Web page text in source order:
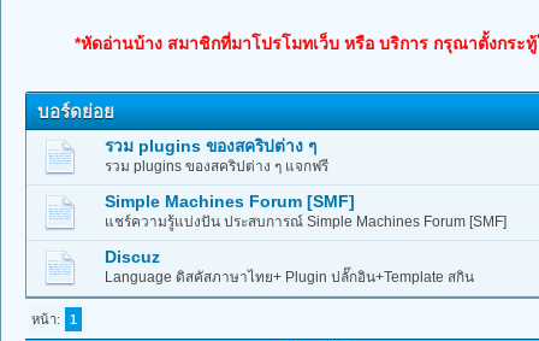
*หัดอ่านบ้าง สมาชิกที่มาโปรโมทเว็บ หรือ บริการ กรุณาตั้งกระ
บอร์ดย่อย
รวม plugins ของสคริปต่าง ๆ
รวม plugins ของสคริปต่าง ๆ แจกฟรี
Simple Machines Forum [SMF]
แชร์ความรู้แบ่งปัน ประสบการณ์ Simple Machines Forum [SMF]
Discuz
Language ดิสคัสภาษาไทย+ Plugin ปลั๊กอิน+Template สกิน
หน้า: 1